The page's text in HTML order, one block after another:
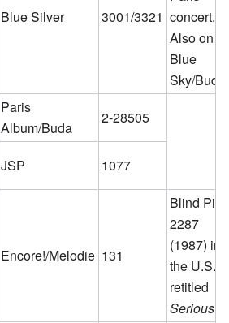
Blue Silver 3001/3321 concert.
Also on
Blue
Sky/Buda
Paris
Album/Buda
2-28505
JSP 1077
Encore!/Melodie 131
Blind Pig
2287
(1987) in
the U.S.,
retitled
Serious